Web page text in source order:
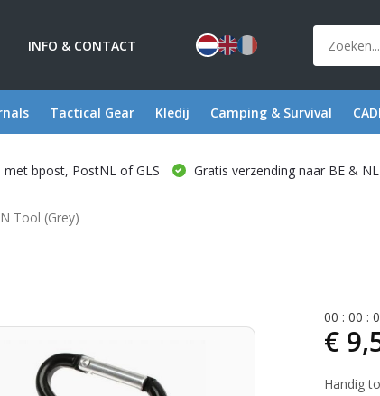
INFO & CONTACT
Tactical Gear Kledij Camping & Survival
met bpost, PostNL of GLS Gratis verzending naar BE &
Tool (Grey)
00 :00 :0
€
Handig